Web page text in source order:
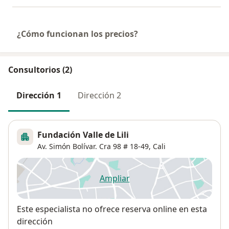
¿Cómo funcionan los precios?
Consultorios (2)
Dirección 1 Dirección 2
Fundación Valle de Lili
Av. Simón Bolívar. Cra 98 # 18-49, Cali
Ampliarse abre en una nueva
Disponibilidad
Este especialista no ofrece reserva online en esta
dirección